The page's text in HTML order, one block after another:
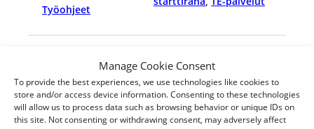
Manage Cookie Consent
To provide the best experiences, we use technologies like cookies to
store and/or access device information. Consenting to these technologies
will allow us to process data such as browsing behavior or unique IDs on
this site. Not consenting or withdrawing consent, may adversely affect
Työohjeet